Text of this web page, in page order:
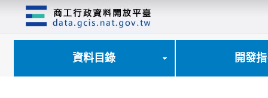
資料目錄 開發